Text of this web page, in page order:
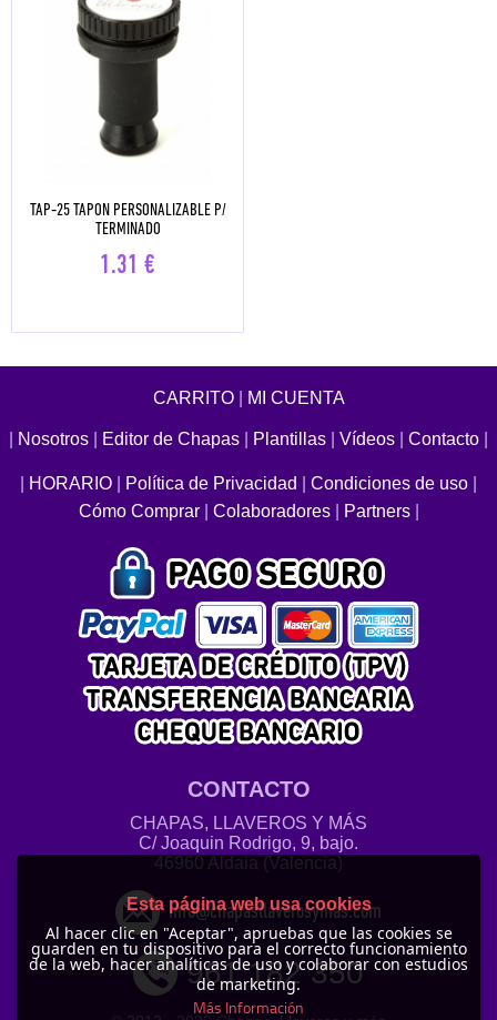
TAP-25 TAPON PERSONALIZABLE P/
TERMINADO
1.31 €
CARRITO| MI CUENTA
Nosotros Editor de Chapas Plantillas Vídeos Contacto
HORARIO Política de Privacidad Condiciones de uso
Cómo Comprar
Colaboradores Partners
CONTACTO
CHAPAS, LLAVEROS Y MÁS
C/ Joaquin Rodrigo, 9, bajo.
46960 Aldaia (Valencia)
info@chapasllaverosymas.com
961 182 350
Esta página web usa cookies
Al hacer clic en "Aceptar", apruebas que las cookies se
guarden en tu dispositivo para el correcto funcionamiento
de la web, hacer analíticas de uso y colaborar con estudios
de marketing.
Más Información